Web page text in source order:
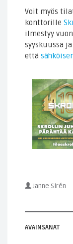
Voit myös
konttorille
ilmestyy
syyskuussa
että
Janne Sirén
AVAINSANAT